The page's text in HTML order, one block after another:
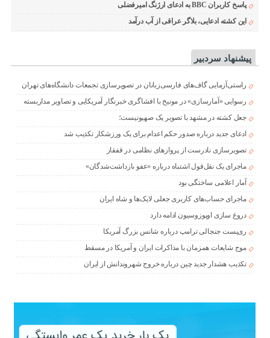
پاسخ کاربران BBC به ادعای ارژنگ امیرفضلی
این کشته ادعایی، بلاگر عراقی از آب درآمد
پیشنهاد سردبیر
راستی‌آزمایی گاف‌های فارسی‌زبانان در تصویرسازی تجمعات دانشگاه‌های تهران
رسوایی «آمارسازی» در مونیخ با افشاگری خبرنگار آمریکایی و تصاویر مداربسته
جعل کشته در مشهد با تصویر یک صهیونیست؛
ادعای جدید درباره صدور حکم اعدام برای یک ورزشکار تکذیب شد
تصویرسازی نادرست از پروازهای نظامی در قفقاز
ماجرای یک نقل‌قول اشتباه درباره «عفو بازداشت‌شدگان»
آمار اعلامی ساختگی بود
ماجرای حساب‌های کاربری جعلی لایک‌ها و شاه ایران
دروغ سازی اوپوزوسیون ادامه دارد
ری‌پست جنجالی ترامپ درباره شانس بزرگ آمریکا
موج شایعات همزمان با مذاکرات ایران و آمریکا در مسقط
تکذیب هشدار جدید چین درباره خروج شهروندانش از ایران